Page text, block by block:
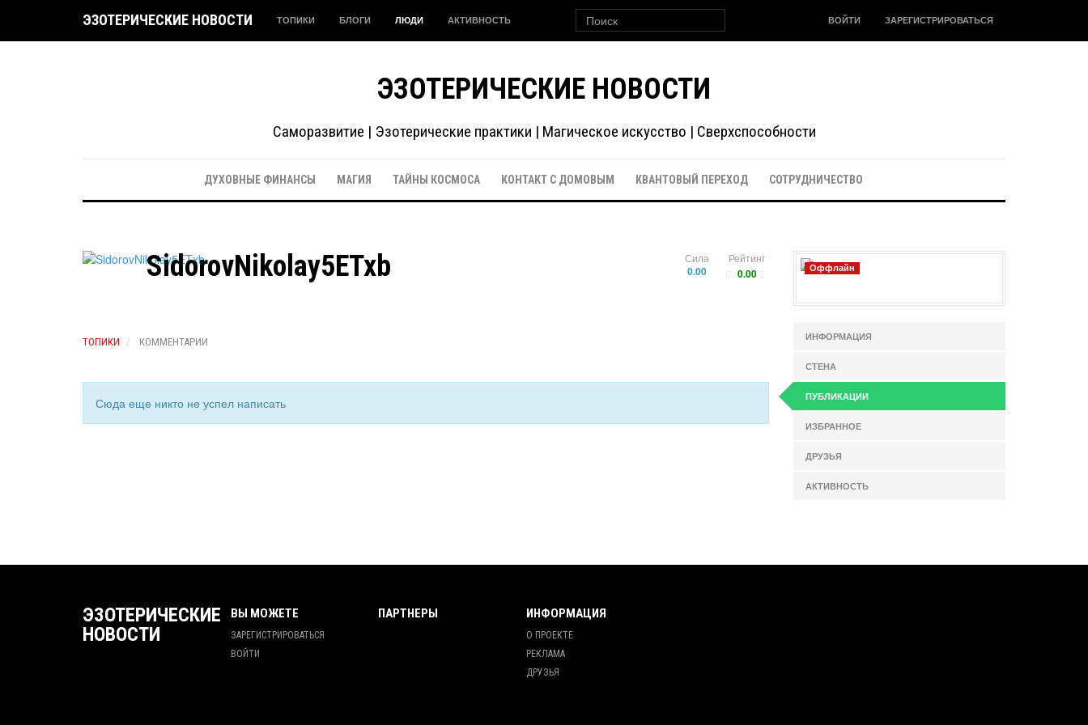
ЭЗОТЕРИЧЕСКИЕ НОВОСТИ ТОПИКИ БЛОГИ ЛЮДИ АКТИВНОСТЬ ВОЙТИ ЗАРЕГИСТРИРОВАТЬСЯ
ЭЗОТЕРИЧЕСКИЕ НОВОСТИ
Саморазвитие | Эзотерические практики | Магическое искусство | Сверхспособности
ДУХОВНЫЕ ФИНАНСЫ МАГИЯ ТАЙНЫ КОСМОСА КОНТАКТ С ДОМОВЫМ КВАНТОВЫЙ ПЕРЕХОД СОТРУДНИЧЕСТВО
Рейтинг
0.00
Сила
0.00
SidorovNikolay5ETxb
ТОПИКИ КОММЕНТАРИИ
Сюда еще никто не успел написать
Оффлайн
ИНФОРМАЦИЯ
СТЕНА
ПУБЛИКАЦИИ
ИЗБРАННОЕ
ДРУЗЬЯ
АКТИВНОСТЬ
ЭЗОТЕРИЧЕСКИЕ
НОВОСТИ
ВЫ МОЖЕТЕ
ЗАРЕГИСТРИРОВАТЬСЯ
ВОЙТИ
ПАРТНЕРЫ ИНФОРМАЦИЯ
О ПРОЕКТЕ
РЕКЛАМА
ДРУЗЬЯ